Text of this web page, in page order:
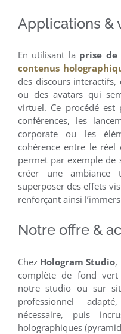
Applications &
En utilisant la prise de
contenus
des discours interactifs,
ou des avatars qui
virtuel. Ce procédé
conférences, les
corporate ou les
cohérence entre le réel
permet par exemple de
créer une ambiance
superposer des effets
renforçant ainsi
Notre offre &
Chez Hologram Studio,
complète de fond
notre studio ou sur
professionnel
nécessaire, puis
holographiques